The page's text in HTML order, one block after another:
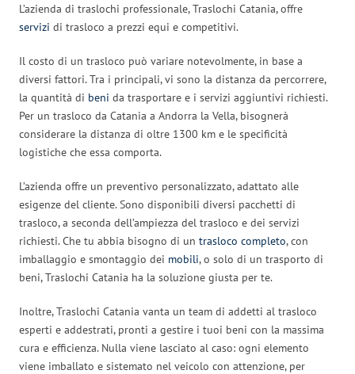
L’azienda di traslochi professionale, Traslochi Catania, offre
servizi di trasloco a prezzi equi e competitivi.
Il costo di un trasloco può variare notevolmente, in base a
diversi fattori. Tra i principali, vi sono la distanza da percorrere,
la quantità di beni da trasportare e i servizi aggiuntivi richiesti.
Per un trasloco da Catania a Andorra la Vella, bisognerà
considerare la distanza di oltre 1300 km e le specificità
logistiche che essa comporta.
L’azienda offre un preventivo personalizzato, adattato alle
esigenze del cliente. Sono disponibili diversi pacchetti di
trasloco, a seconda dell’ampiezza del trasloco e dei servizi
richiesti. Che tu abbia bisogno di un trasloco completo, con
imballaggio e smontaggio dei mobili, o solo di un trasporto di
beni, Traslochi Catania ha la soluzione giusta per te.
Inoltre, Traslochi Catania vanta un team di addetti al trasloco
esperti e addestrati, pronti a gestire i tuoi beni con la massima
cura e efficienza. Nulla viene lasciato al caso: ogni elemento
viene imballato e sistemato nel veicolo con attenzione, per